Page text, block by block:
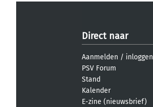
Direct naar
Aanmelden / inloggen
PSV Forum
Stand
Kalender
E-zine (nieuwsbrief)